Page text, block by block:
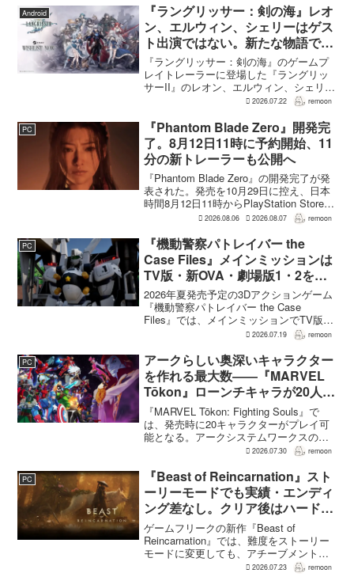
ルで印象に残るデザインから...
Android
『ラングリッサー：剣の海』レオ
ン、エルウィン、シェリーはゲス
ト出演ではない。新たな物語で重
要な役割を担う
『ラングリッサー：剣の海』のゲームプ
レイトレーラーに登場した『ラングリッ
サーII』のレオン、エルウィン、シェリー
は、単なるファンサービスやゲスト出演
を担う。ファミ通のメールインタビュー
で本作のプロデューサ...
2026.07.22 remoon
PC
『Phantom Blade Zero』開発完
了。8月12日11時に予約開始、11
分の新トレーラーも公開へ
『Phantom Blade Zero』の開発完了が発
表された。発売を10月29日に控え、日本
時間8月12日11時からPlayStation Store、
Steam、Epic Games Storeで予約受付が
2026.08.06 2026.08.07 remoon
PC
『機動警察パトレイバー the
Case Files』メインミッションは
TV版・新OVA・劇場版1・2をカ
バー。零式とヘルハウンドを動か
すため“アナザーサイドミッショ
ン”を実装
2026年夏発売予定の3Dアクションゲーム
『機動警察パトレイバー the Case
Files』では、メインミッションでTV版、
新OVA、劇場版第1作・第2作の範囲をカ
ーを務めるグッドスマイルカンパニー
の...
2026.07.19 remoon
PC
アークらしい奥深いキャラクター
を作れる最大数――『MARVEL
Tōkon』ローンチキャラが20人に
なった理由
『MARVEL Tōkon: Fighting Souls』で
は、発売時に20キャラクターがプレイ可
能となる。アークシステムワークスの山
中丈嗣プロデューサーは、この人数につ
果だと説明。そのうえで、同社らし...
2026.07.30 remoon
PC
『Beast of Reincarnation』スト
ーリーモードでも実績・エンディ
ング差なし。クリア後はハード超
えのNEW GAME+も
ゲームフリークの新作『Beast of
Reincarnation』では、難度をストーリー
モードに変更しても、アチーブメントや
収集要素、エンディングに違いはない。
2026.07.23 remoon